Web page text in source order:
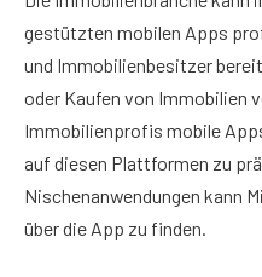
gestützten mobilen Apps
und Immobilienbesitzer
oder Kaufen von Immobilien
Immobilienprofis mobile
auf diesen Plattformen zu
Nischenanwendungen kann
über die App zu finden.